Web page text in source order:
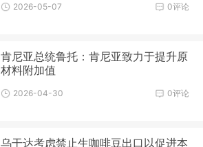
0评论
2026-05-07
肯尼亚总统鲁托：肯尼亚致力于提升原
材料附加值
0评论
2026-04-30
乌干达考虑禁止生咖啡豆出口以促进本